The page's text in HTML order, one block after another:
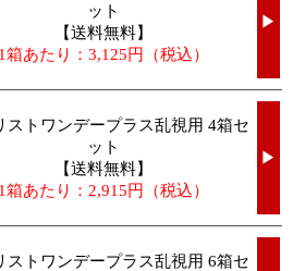
ット
【送料無料】
1箱あたり：3,125円（税込）
▶
ストワンデープラス乱視用 4箱セ
ット
【送料無料】
1箱あたり：2,915円（税込）
▶
ストワンデープラス乱視用 6箱セ